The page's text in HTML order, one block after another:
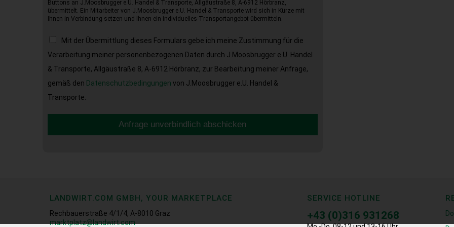
Buttons an J.Moosbrugger e.U. Handel & Transporte, Allgäustraße 8, A-6912 Hörbranz,
übermittelt. Ein Mitarbeiter von J.Moosbrugger e.U. Handel & Transporte wird sich in Kürze mit
Ihnen in Verbindung setzen und Ihnen ein individuelles Transportangebot übermitteln.
Mit der Übermittlung dieses Formulars gebe ich meine Zustimmung für die
Verarbeitung meiner personenbezogenen Daten durch J.Moosbrugger e.U. Handel
& Transporte, Allgäustraße 8, A-6912 Hörbranz, zur Bearbeitung meiner Anfrage,
gemäß den Datenschutzbedingungen von J.Moosbrugger e.U. Handel &
Transporte.
Anfrage unverbindlich abschicken
LANDWIRT.COM GMBH, YOUR MARKETPLACE
Rechbauerstraße 4/1/4, A-8010 Graz
marktplatz@landwirt.com
SERVICE HOTLINE
+43 (0)316 931268